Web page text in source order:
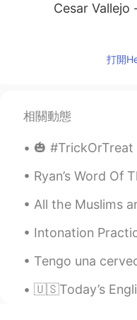
Cesar Vallejo
Sara Noel
ES
Yo escribo
Alexander
"Poema 20"
Liz Duran
ES
打開
相關動態
🎃 #TrickOrTreat My son and I dressed
Ryan’s Word Of The Day: Reluctant
All the Muslims around the world at the
Intonation Practice What is
Tengo una cervecería (mirco-brewery)
🇺🇸Today’s English Expression 🎥 Visit